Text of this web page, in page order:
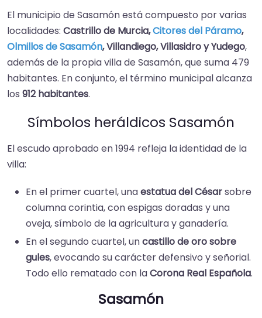
El municipio de Sasamón está compuesto por varias
localidades: Castrillo de Murcia,Citores del Páramo,
Olmillos de Sasamón, Villandiego, Villasidro y Yudego,
además de la propia villa de Sasamón, que suma 479
habitantes. En conjunto, el término municipal alcanza
los 912 habitantes.
Símbolos heráldicos Sasamón
El escudo aprobado en 1994 refleja la identidad de la
villa:
En el primer cuartel, unaestatua del Césarsobre
columna corintia, con espigas doradas y una
oveja, símbolo de la agricultura y ganadería.
En el segundo cuartel, uncastillo de oro sobre
gules, evocando su carácter defensivo y señorial.
Todo ello rematado con laCorona Real Española.
Sasamón